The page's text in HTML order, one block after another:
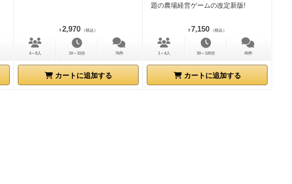
¥ 2,970 （税込）
4～8人 10～15分 76件
カートに追加する
題の農場経営ゲームの改定新版!
¥ 7,150 （税込）
1～4人 30～120分 45件
カートに追加する